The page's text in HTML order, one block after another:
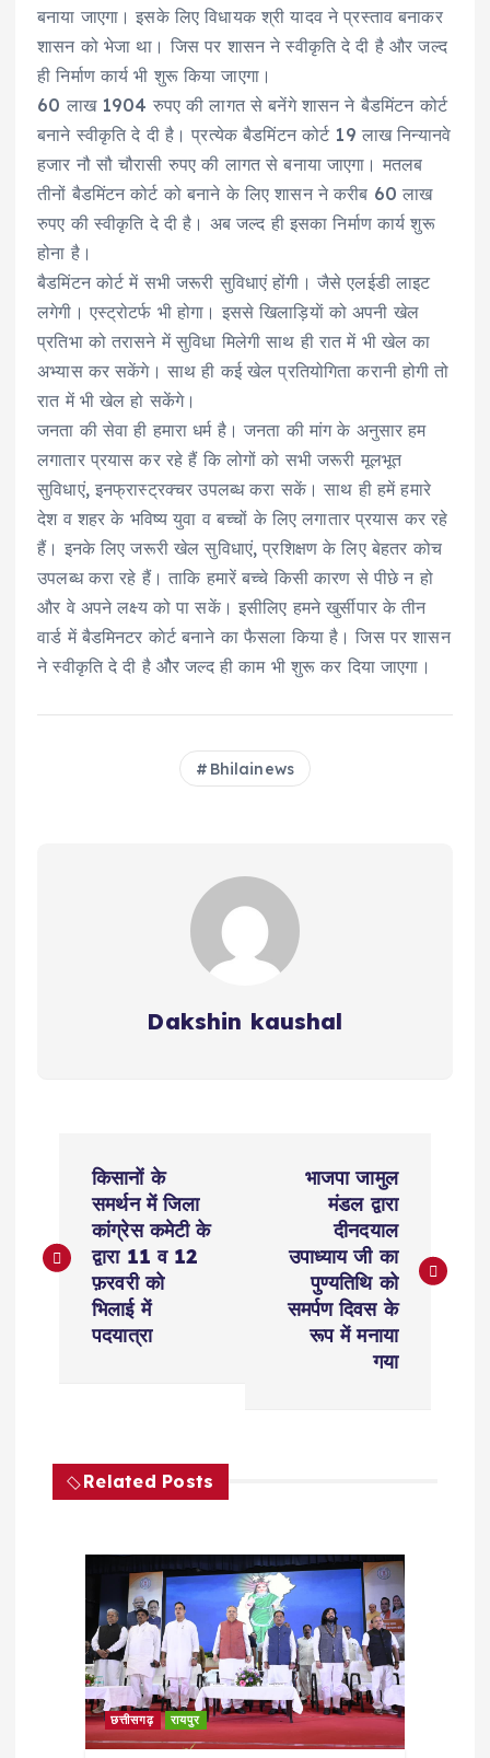
बनाया जाएगा। इसके लिए विधायक श्री यादव ने प्रस्ताव बनाकर
शासन को भेजा था। जिस पर शासन ने स्वीकृति दे दी है और जल्द
ही निर्माण कार्य भी शुरू किया जाएगा।
60 लाख 1904 रुपए की लागत से बनेंगे शासन ने बैडमिंटन कोर्ट
बनाने स्वीकृति दे दी है। प्रत्येक बैडमिंटन कोर्ट 19 लाख निन्यानवे
हजार नौ सौ चौरासी रुपए की लागत से बनाया जाएगा। मतलब
तीनों बैडमिंटन कोर्ट को बनाने के लिए शासन ने करीब 60 लाख
रुपए की स्वीकृति दे दी है। अब जल्द ही इसका निर्माण कार्य शुरू
होना है।
बैडमिंटन कोर्ट में सभी जरूरी सुविधाएं होंगी। जैसे एलईडी लाइट
लगेगी। एस्ट्रोटर्फ भी होगा। इससे खिलाड़ियाें को अपनी खेल
प्रतिभा को तरासने में सुविधा मिलेगी साथ ही रात में भी खेल का
अभ्यास कर सकेंगे। साथ ही कई खेल प्रतियोगिता करानी होगी तो
रात में भी खेल हो सकेंगे।
जनता की सेवा ही हमारा धर्म है। जनता की मांग के अनुसार हम
लगातार प्रयास कर रहे हैं कि लोगों को सभी जरूरी मूलभूत
सुविधाएं, इनफ्रास्ट्रक्चर उपलब्ध करा सकें। साथ ही हमें हमारे
देश व शहर के भविष्य युवा व बच्चों के लिए लगातार प्रयास कर रहे
हैं। इनके लिए जरूरी खेल सुविधाएं, प्रशिक्षण के लिए बेहतर कोच
उपलब्ध करा रहे हैं। ताकि हमारें बच्चे किसी कारण से पीछे न हो
और वे अपने लक्ष्य को पा सकें। इसीलिए हमने खुर्सीपार के तीन
वार्ड में बैडमिनटर काेर्ट बनाने का फैसला किया है। जिस पर शासन
ने स्वीकृति दे दी है औैर जल्द ही काम भी शुरू कर दिया जाएगा।
Bhilainews
Dakshin kaushal
s
v
किसानों के
समर्थन में जिला
कांग्रेस कमेटी के
द्वारा 11 व 12
फ़रवरी को
भिलाई में
पदयात्रा
भाजपा जामुल
मंडल द्वारा
दीनदयाल
उपाध्याय जी का
पुण्यतिथि को
समर्पण दिवस के
रूप में मनाया
गया
Related Posts
छत्तीसगढ़ रायपुर